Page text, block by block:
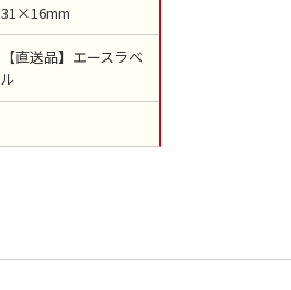
31×16mm
【直送品】エースラベ
ル